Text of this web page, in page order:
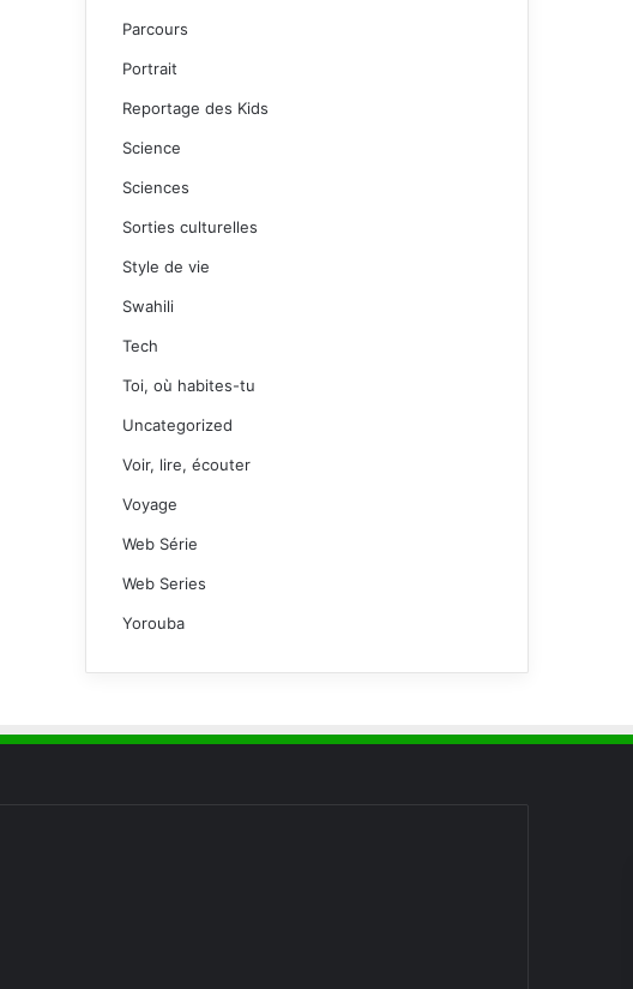
Parcours
Portrait
Reportage des Kids
Science
Sciences
Sorties culturelles
Style de vie
Swahili
Tech
Toi, où habites-tu
Uncategorized
Voir, lire, écouter
Voyage
Web Série
Web Series
Yorouba